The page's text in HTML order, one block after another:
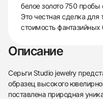
белое золото 750
Это честная сделка
стоимость фантазийных
Описание
Серьги Studio jewelry
образец высокого
поставлена природная